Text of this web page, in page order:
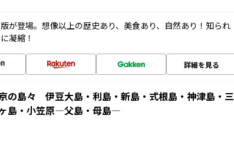
が登場。想像以上の歴史あり、美食あり、自然あり！知られ
凝縮！
詳細を見る
島々 伊豆大島・利島・新島・式根島・神津島・三
島・小笠原―父島・母島―